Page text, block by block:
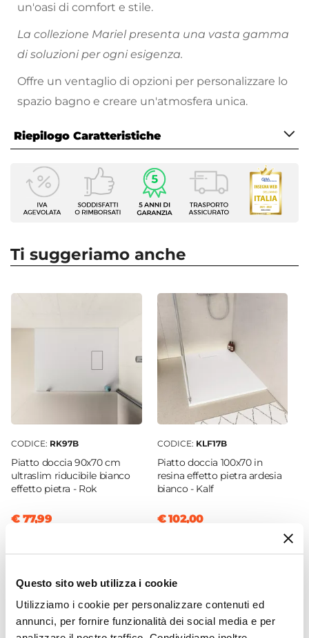
Questo sito web utilizza i cookie
Utilizziamo i cookie per personalizzare contenuti ed
annunci, per fornire funzionalità dei social media e per
un'oasi di comfort e stile.
La collezione Mariel presenta una vasta gamma
di soluzioni per ogni esigenza.
Offre un ventaglio di opzioni per personalizzare lo
spazio bagno e creare un'atmosfera unica.
Riepilogo Caratteristiche
Caratteristiche Generali
Tipologia Set
Miscelatore termostatico - Braccio - Soffione -
Numero Elementi
4 elementi
Acciaio INOX
Caratteristiche Miscelatore Doccia
Deviatore
2 Vie
Azionamento
Attacchi
Ottone
Materiale Piastra
Ottone
Ti suggeriamo anche
CODICE: RK97B
Piatto doccia 90x70 cm
ultraslim riducibile bianco
effetto pietra - Rok
€ 77,99
CODICE: KLF17B
Piatto doccia 100x70 in
resina effetto pietra ardesia
bianco - Kalf
€ 102,00